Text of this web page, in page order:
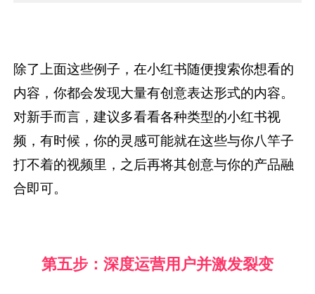
除了上面这些例子，在小红书随便搜索你想看的
内容，你都会发现大量有创意表达形式的内容。
对新手而言，建议多看看各种类型的小红书视
频，有时候，你的灵感可能就在这些与你八竿子
打不着的视频里，之后再将其创意与你的产品融
合即可。
第五步：深度运营用户并激发裂变